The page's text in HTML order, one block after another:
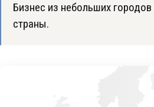
Бизнес из небольших
страны.